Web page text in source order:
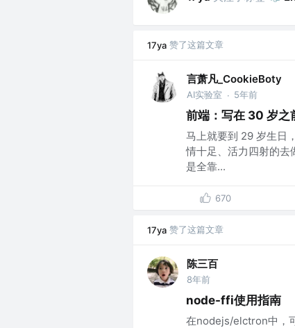
17ya 赞了这篇文章
言萧凡_CookieBoty
AI实验室 · 5年前
前端：写在 30 岁之
马上就要到 29 岁生日
情十足、活力四射的去
是全靠...
670
17ya 赞了这篇文章
陈三百
8年前
node-ffi使用指南
在nodejs/elctron中，